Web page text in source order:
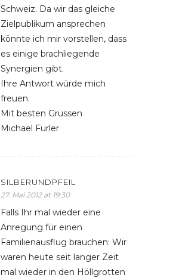
Schweiz. Da wir das gleiche
Zielpublikum ansprechen
könnte ich mir vorstellen, dass
es einige brachliegende
Synergien gibt.
Ihre Antwort würde mich
freuen.
Mit besten Grüssen
Michael Furler
SILBERUNDPFEIL
27. Mai 2012 at 19:30
Falls Ihr mal wieder eine
Anregung für einen
Familienausflug brauchen: Wir
waren heute seit langer Zeit
mal wieder in den Höllgrotten